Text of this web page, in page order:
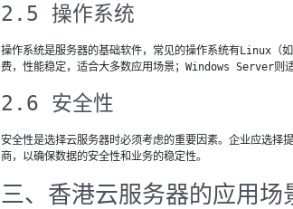
2.5 操作系统
操作系统是服务器的基础软件，常见的操作系统有Linux
费，性能稳定，适合大多数应用场景；Windows Server则
2.6 安全性
安全性是选择云服务器时必须考虑的重要因素。企业应选择
商，以确保数据的安全性和业务的稳定性。
三、香港云服务器的应用场